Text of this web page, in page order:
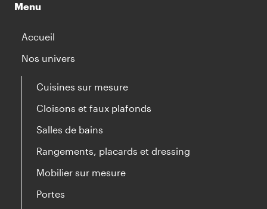
Menu
Accueil
Nos univers
Cuisines sur mesure
Cloisons et faux plafonds
Salles de bains
Rangements, placards et dressing
Mobilier sur mesure
Portes